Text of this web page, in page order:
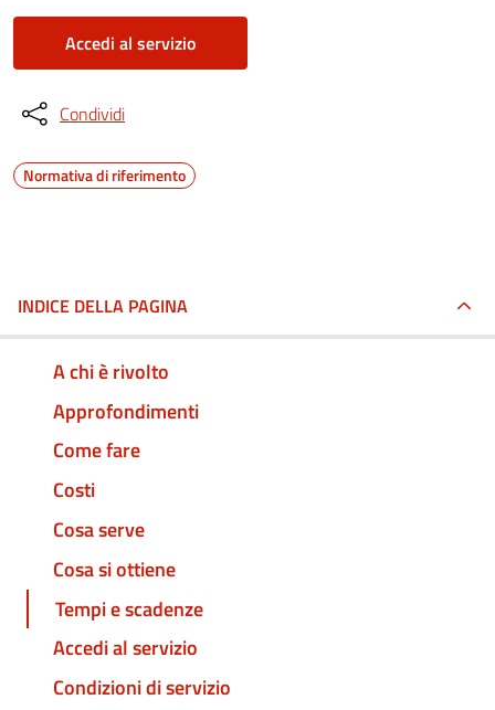
Accedi al servizio
Condividi
Normativa di riferimento
INDICE DELLA PAGINA
A chi è rivolto
Approfondimenti
Come fare
Costi
Cosa serve
Cosa si ottiene
Tempi e scadenze
Accedi al servizio
Condizioni di servizio